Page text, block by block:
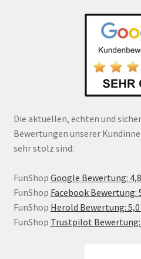
Die aktuellen, echten und
Bewertungen unserer
sehr stolz sind:
FunShop Google Bewertung:
FunShop Facebook Bewertung:
FunShop Herold Bewertung: 5,0
FunShop Trustpilot Bewertung: